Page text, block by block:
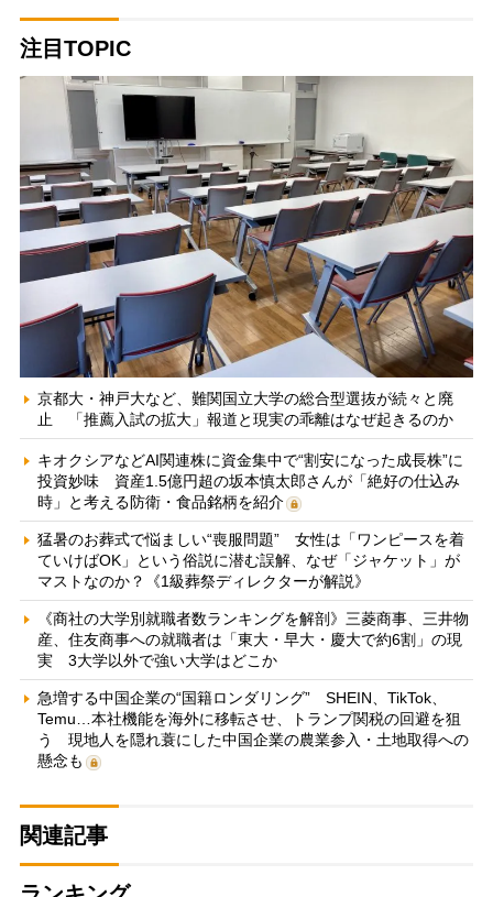
注目TOPIC
京都大・神戸大など、難関国立大学の総合型選抜が続々と廃
止 「推薦入試の拡大」報道と現実の乖離はなぜ起きるのか
キオクシアなどAI関連株に資金集中で“割安になった成長株”に
投資妙味 資産1.5億円超の坂本慎太郎さんが「絶好の仕込み
時」と考える防衛・食品銘柄を紹介
猛暑のお葬式で悩ましい“喪服問題” 女性は「ワンピースを着
ていけばOK」という俗説に潜む誤解、なぜ「ジャケット」が
マストなのか？《1級葬祭ディレクターが解説》
《商社の大学別就職者数ランキングを解剖》三菱商事、三井物
産、住友商事への就職者は「東大・早大・慶大で約6割」の現
実 3大学以外で強い大学はどこか
急増する中国企業の“国籍ロンダリング” SHEIN、TikTok、
Temu…本社機能を海外に移転させ、トランプ関税の回避を狙
う 現地人を隠れ蓑にした中国企業の農業参入・土地取得への
懸念も
関連記事